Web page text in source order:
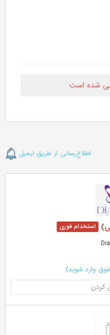
شده است
اطلاع‌رسانی از طریق ایمیل
وارد شوید)
کردن